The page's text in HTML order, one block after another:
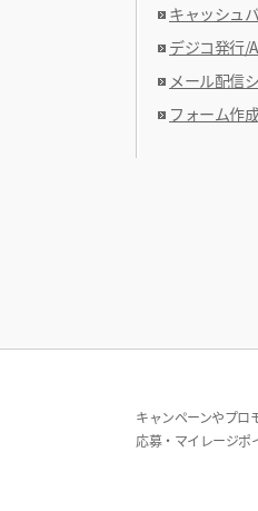
キャッシュ
デジコ発行/
メール配信
フォーム作
キャンペーンやプロ
応募・マイレージポ